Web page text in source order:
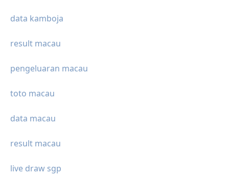
data kamboja
result macau
pengeluaran macau
toto macau
data macau
result macau
live draw sgp